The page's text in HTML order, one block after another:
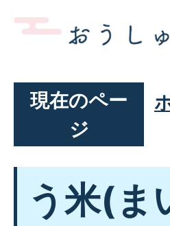
現在のペー
ジ
う米(ま